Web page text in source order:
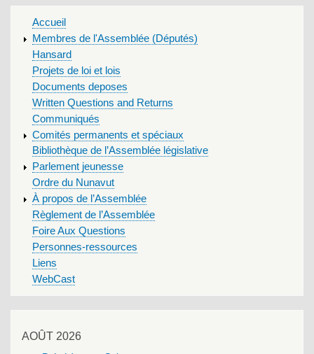
MAIN
MENU
Accueil
Membres de l'Assemblée (Députés)
Hansard
Projets de loi et lois
Documents deposes
Written Questions and Returns
Communiqués
Comités permanents et spéciaux
Bibliothèque de l’Assemblée législative
Parlement jeunesse
Ordre du Nunavut
À propos de l’Assemblée
Règlement de l’Assemblée
Foire Aux Questions
Personnes-ressources
Liens
WebCast
AOÛT 2026